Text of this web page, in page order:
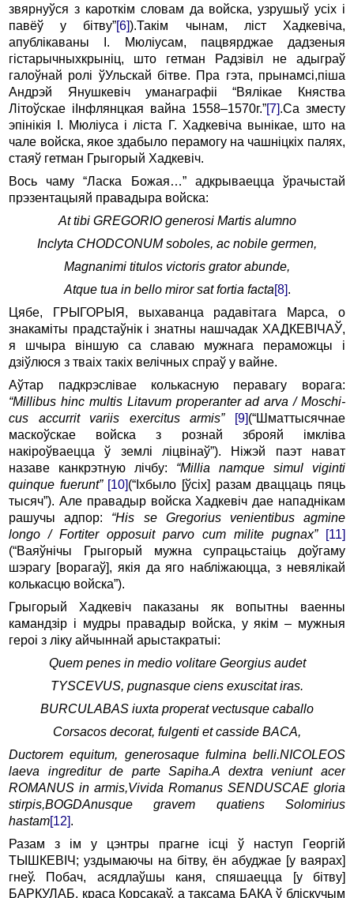
звярнуўся з кароткім словам да войска, узрушыў усіх і
павёў у бітву”[6]).Такім чынам, ліст Хадкевіча,
апублікаваны І. Мюліусам, пацвярджае дадзеныя
гістарычныхкрыніц, што гетман Радзівіл не адыграў
галоўнай ролі ўУльскай бітве. Пра гэта, прынамсі,піша
Андрэй Янушкевіч уманаграфіі “Вялікае Княства
Літоўскае іІнфлянцкая вайна 1558–1570г.”[7].Са зместу
эпінікія І. Мюліуса і ліста Г. Хадкевіча вынікае, што на
чале войска, якое здабыло перамогу на чашніцкіх палях,
стаяў гетман Грыгорый Хадкевіч.
Вось чаму “Ласка Божая…” адкрываецца ўрачыcтай
прэзентацыяй правадыра войска:
At tibi GREGORIO generosi Martis alumno
Inclyta CHODCONUM soboles, ac nobile germen,
Magnanimi titulos victoris grator abunde,
Atque tua in bello miror sat fortia facta[8].
Цябе, ГРЫГОРЫЯ, выхаванца радавітага Марса, о
знакаміты прадстаўнік і знатны нашчадак ХАДКЕВІЧАЎ,
я шчыра віншую са славаю мужнага пераможцы і
дзіўлюся з тваіх такіх велічных спраў у вайне.
Аўтар падкрэслівае колькасную перавагу ворага:
“Millibus hinc multis Litavum properanter ad arva / Moschi-
cus accurrit variis exercitus armis”
[9](“Шматтысячнае
маскоўскае войска з рознай зброяй імкліва
накіроўваецца ў землі ліцвінаў”). Ніжэй паэт нават
назаве канкрэтную лічбу: “Millia namque simul viginti
quinque fuerunt” [10](“Іхбыло [ўсіх] разам дваццаць пяць
тысяч”). Але правадыр войска Хадкевіч дае нападнікам
рашучы адпор: “His se Gregorius venientibus agmine
longo / Fortiter opposuit parvo cum milite pugnax”
[11]
(“Ваяўнічы Грыгорый мужна супрацьстаіць доўгаму
шэрагу [ворагаў], якія да яго набліжаюцца, з невялікай
колькасцю войска”).
Грыгорый Хадкевіч паказаны як вопытны ваенны
камандзір і мудры правадыр войска, у якім – мужныя
героі з ліку айчыннай арыстакратыі:
Quem penes in medio volitare Georgius audet
TYSCEVUS, pugnasque ciens exuscitat iras.
BURCULABAS iuxta properat vectusque caballo
Corsacos decorat, fulgenti et casside BACA,
Ductorem equitum, generosaque fulmina belli.NICOLEOS
laeva ingreditur de parte Sapiha.A dextra veniunt acer
ROMANUS in armis,Vivida Romanus SENDUSCAE gloria
stirpis,BOGDAnusque gravem quatiens Solomirius
hastam[12].
Разам з ім у цэнтры прагне ісці ў наступ Георгій
ТЫШКЕВІЧ; уздымаючы на бітву, ён абуджае [у ваярах]
гнеў. Побач, асядлаўшы каня, спяшаецца [у бітву]
БАРКУЛАБ, краса Корсакаў, а таксама БАКА ў бліскучым